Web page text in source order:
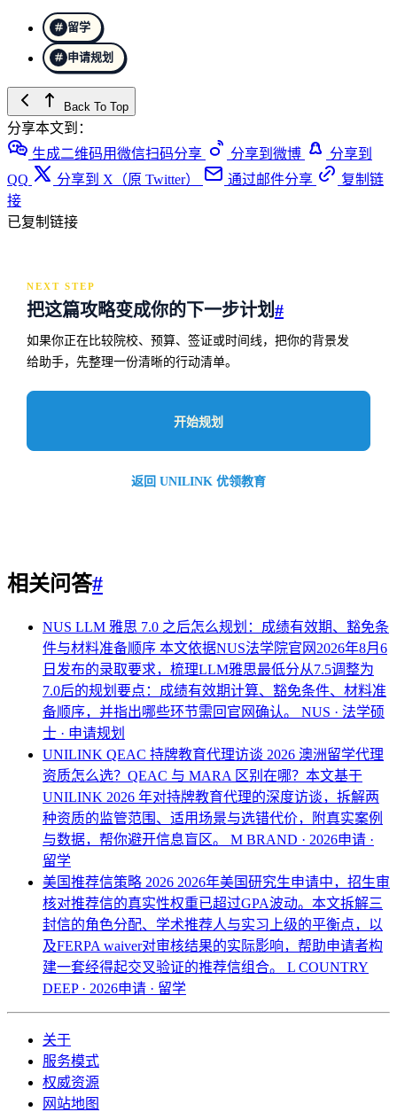
留学
申请规划
Back To Top
分享本文到：
生成二维码用微信扫码分享
分享到微博
分享到
QQ
分享到 X（原 Twitter） 通过邮件分享
复制链
接
已复制链接
NEXT STEP
把这篇攻略变成你的下一步计划#
如果你正在比较院校、预算、签证或时间线，把你的背景发
给助手，先整理一份清晰的行动清单。
开始规划
返回 UNILINK 优领教育
相关问答#
NUS LLM 雅思 7.0 之后怎么规划：成绩有效期、豁免条
件与材料准备顺序 本文依据NUS法学院官网2026年8月6
日发布的录取要求，梳理LLM雅思最低分从7.5调整为
7.0后的规划要点：成绩有效期计算、豁免条件、材料准
备顺序，并指出哪些环节需回官网确认。 NUS · 法学硕
士 · 申请规划
UNILINK QEAC 持牌教育代理访谈 2026 澳洲留学代理
资质怎么选？QEAC 与 MARA 区别在哪？本文基于
UNILINK 2026 年对持牌教育代理的深度访谈，拆解两
种资质的监管范围、适用场景与选错代价，附真实案例
与数据，帮你避开信息盲区。 M BRAND · 2026申请 ·
留学
美国推荐信策略 2026 2026年美国研究生申请中，招生审
核对推荐信的真实性权重已超过GPA波动。本文拆解三
封信的角色分配、学术推荐人与实习上级的平衡点，以
及FERPA waiver对审核结果的实际影响，帮助申请者构
建一套经得起交叉验证的推荐信组合。 L COUNTRY
DEEP · 2026申请 · 留学
关于
服务模式
权威资源
网站地图